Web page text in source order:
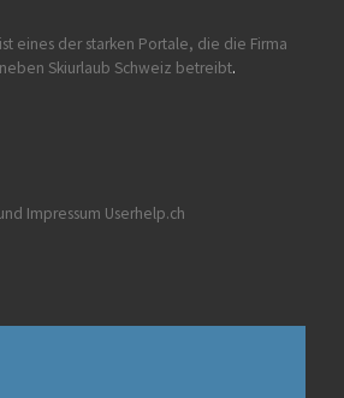
ist eines der starken Portale, die die Firma
Skiurlaub Schweiz betreibt.
Impressum Userhelp.ch